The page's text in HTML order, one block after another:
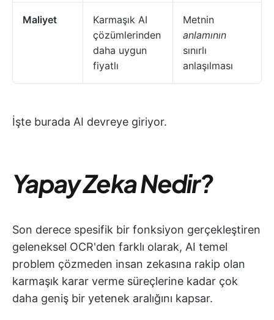
Maliyet
Karmaşık AI
çözümlerinden
daha uygun
fiyatlı
Metnin
anlamının
sınırlı
anlaşılması
İşte burada AI devreye giriyor.
Yapay Zeka Nedir?
Son derece spesifik bir fonksiyon gerçekleştiren
geleneksel OCR'den farklı olarak, AI temel
problem çözmeden insan zekasına rakip olan
karmaşık karar verme süreçlerine kadar çok
daha geniş bir yetenek aralığını kapsar.